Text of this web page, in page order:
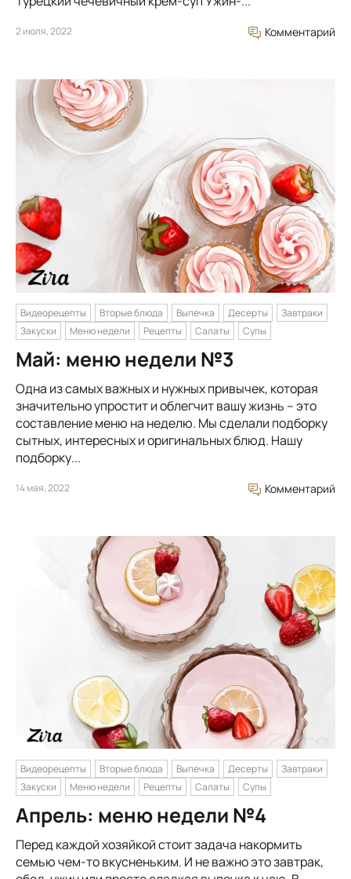
2 июля, 2022 Комментарий
Видеорецепты Вторые блюда Выпечка Десерты
Завтраки
Закуски
Меню недели Рецепты Салаты Супы
Май: меню недели №3
Одна из самых важных и нужных привычек, которая
значительно упростит и облегчит вашу жизнь – это
составление меню на неделю. Мы сделали подборку
сытных, интересных и оригинальных блюд. Нашу
подборку...
14 мая, 2022 Комментарий
Видеорецепты Вторые блюда Выпечка Десерты
Завтраки
Закуски
Меню недели Рецепты Салаты Супы
Апрель: меню недели №4
Перед каждой хозяйкой стоит задача накормить
семью чем-то вкусненьким. И не важно это завтрак,